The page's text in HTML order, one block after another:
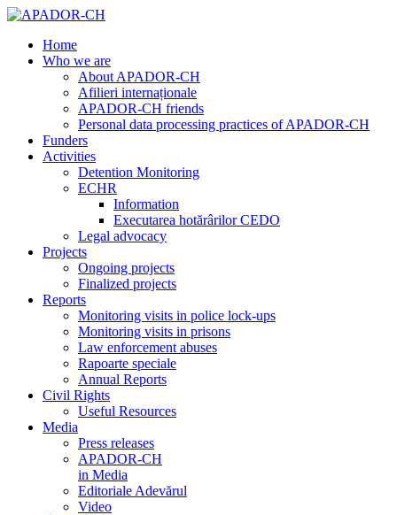
Home
Who we are
About APADOR-CH
Afilieri internaționale
APADOR-CH friends
Personal data processing practices of APADOR-CH
Funders
Activities
Detention Monitoring
ECHR
Information
Executarea hotărârilor CEDO
Legal advocacy
Projects
Ongoing projects
Finalized projects
Reports
Monitoring visits in police lock-ups
Monitoring visits in prisons
Law enforcement abuses
Rapoarte speciale
Annual Reports
Civil Rights
Useful Resources
Media
Press releases
APADOR-CH
in Media
Editoriale Adevărul
Video